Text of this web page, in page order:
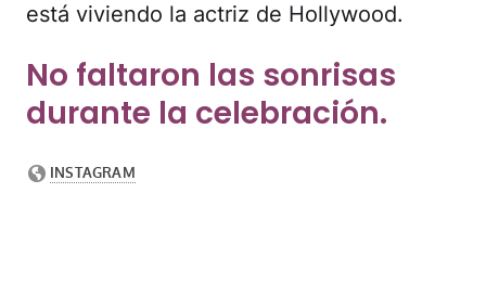
está viviendo la actriz de Hollywood.
No faltaron las sonrisas
durante la celebración.